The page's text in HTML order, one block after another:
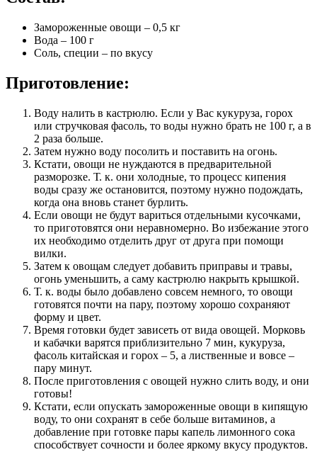
Замороженные овощи – 0,5 кг
Вода – 100 г
Соль, специи – по вкусу
Приготовление:
Воду налить в кастрюлю. Если у Вас кукуруза, горох
или стручковая фасоль, то воды нужно брать не 100 г, а в
2 раза больше.
Затем нужно воду посолить и поставить на огонь.
Кстати, овощи не нуждаются в предварительной
разморозке. Т. к. они холодные, то процесс кипения
воды сразу же остановится, поэтому нужно подождать,
когда она вновь станет бурлить.
Если овощи не будут вариться отдельными кусочками,
то приготовятся они неравномерно. Во избежание этого
их необходимо отделить друг от друга при помощи
вилки.
Затем к овощам следует добавить приправы и травы,
огонь уменьшить, а саму кастрюлю накрыть крышкой.
Т. к. воды было добавлено совсем немного, то овощи
готовятся почти на пару, поэтому хорошо сохраняют
форму и цвет.
Время готовки будет зависеть от вида овощей. Морковь
и кабачки варятся приблизительно 7 мин, кукуруза,
фасоль китайская и горох – 5, а лиственные и вовсе –
пару минут.
После приготовления с овощей нужно слить воду, и они
готовы!
Кстати, если опускать замороженные овощи в кипящую
воду, то они сохранят в себе больше витаминов, а
добавление при готовке пары капель лимонного сока
способствует сочности и более яркому вкусу продуктов.